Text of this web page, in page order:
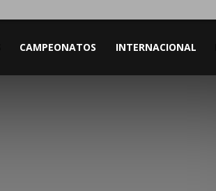
CAMPEONATOS INTERNACIONAL